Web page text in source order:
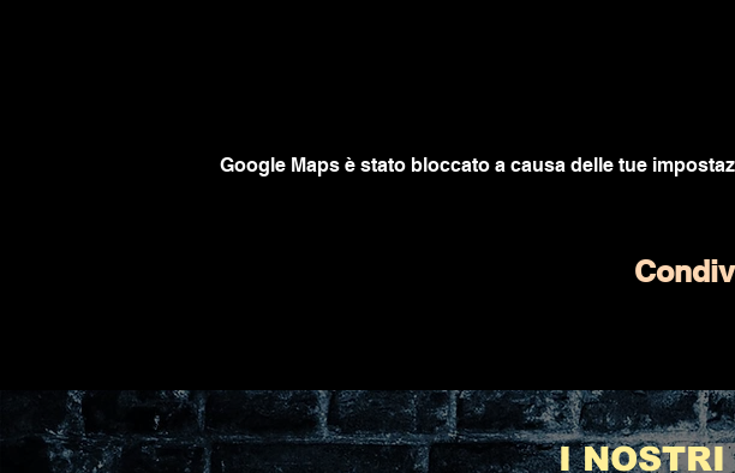
Google Maps è stato bloccato a causa delle tue
I NOSTRI